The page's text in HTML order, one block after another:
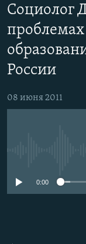
основному
содержанию
Вернутся
главной
Вернутся
ЦИТАТЫ
МНЕНИЯ
КУЛЬТУРА
КАВКАЗ.РЕАЛИИ
Социолог
России
08 июня 2011
0:00